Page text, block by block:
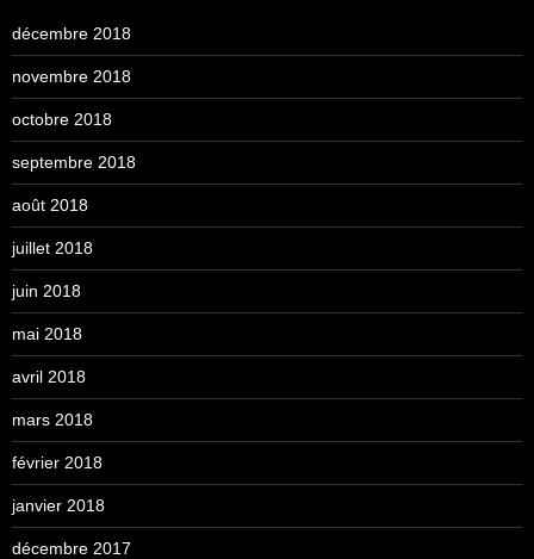
décembre 2018
novembre 2018
octobre 2018
septembre 2018
août 2018
juillet 2018
juin 2018
mai 2018
avril 2018
mars 2018
février 2018
janvier 2018
décembre 2017